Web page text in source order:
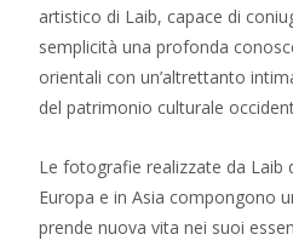
artistico di Laib, capace di
semplicità una profonda
orientali con un’altrettanto
del patrimonio culturale
Le fotografie realizzate da Laib
Europa e in Asia compongono
prende nuova vita nei suoi